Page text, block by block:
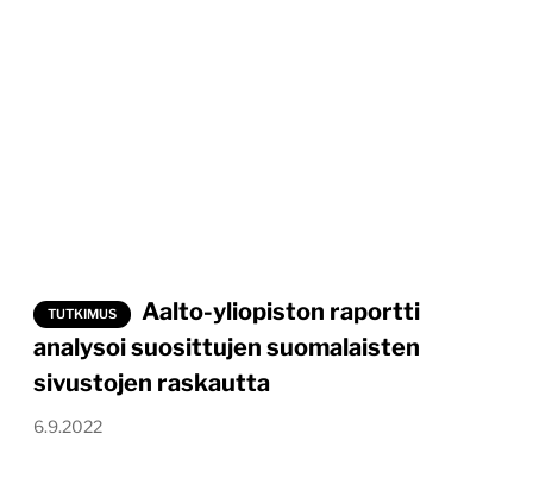
TUTKIMUS
Aalto-yliopiston raportti
analysoi suosittujen suomalaisten
sivustojen raskautta
6.9.2022